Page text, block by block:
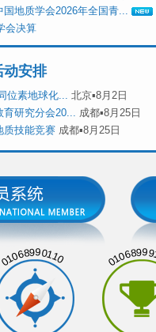
地质学会2026年全国青...
会决算
动安排
位素地球化... 北京▪8月2日
育研究分会20... 成都▪8月25日
质技能竞赛 成都▪8月25日